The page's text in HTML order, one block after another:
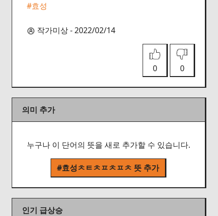
#효성
작가미상 - 2022/02/14
0 0
의미 추가
누구나 이 단어의 뜻을 새로 추가할 수 있습니다.
#효성ㅊㅌㅊㅍㅊㅍㅊ 뜻 추가
인기 급상승